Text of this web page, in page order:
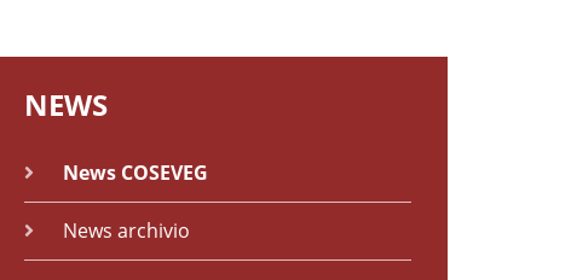
NEWS
News COSEVEG
News archivio